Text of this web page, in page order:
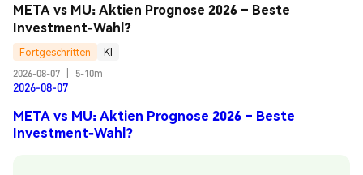
META vs MU: Aktien Prognose 2026 – Beste
Investment-Wahl?
Fortgeschritten
KI
2026-08-07
5-10m
2026-08-07
META vs MU: Aktien Prognose 2026 – Beste
Investment-Wahl?